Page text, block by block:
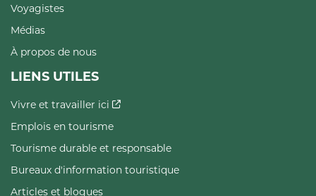
Voyagistes
Médias
À propos de nous
LIENS UTILES
Vivre et travailler ici
Emplois en tourisme
Tourisme durable et responsable
Bureaux d'information touristique
Articles et blogues